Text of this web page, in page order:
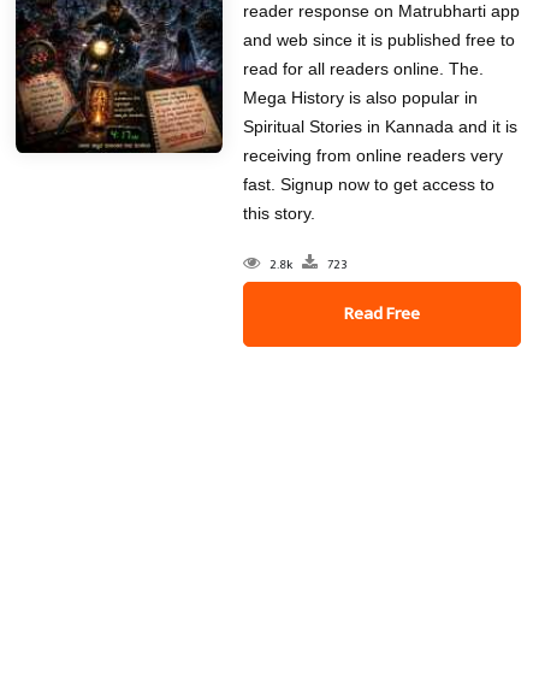
reader response on Matrubharti app
and web since it is published free to
read for all readers online. The.
Mega History is also popular in
Spiritual Stories in Kannada and it is
receiving from online readers very
fast. Signup now to get access to
this story.
2.8k 723
Read Free